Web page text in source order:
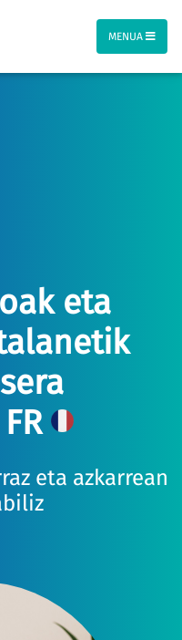
MENUA
eta
eta azkarrean